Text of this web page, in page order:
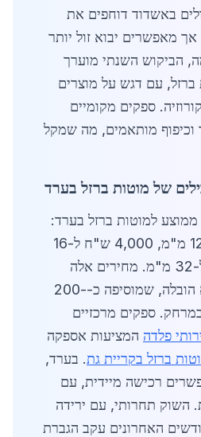
באשדוד דוחפים את
מאפשרים יבוא זול יותר
הביקוש השנתי מוערך
מוטות ברזל, עם דגש על מוצרים
ספקים מקומיים
וכיפוף מותאמים, מה שמקל
של מוטות ברזל בערד
מחיר ממוצע למוטות ברזל בערד:
3,500 ש"ח לטון ל-12 מ"מ, 4,000 ש"ח ל-16
מ"מ ו-4,800 ש"ח ל-32 מ"מ. מחירים אלה
כוללים מע"מ אך ללא הובלה, שמוסיפה כ-200-
במרחק. ספקים מרכזיים
פלדה המציעות אספקה
ברזל בקריית גת. בערד,
רכישה מיידית, עם
השוק תחרותי, עם ירידה
בחודשים האחרונים עקב הגברת